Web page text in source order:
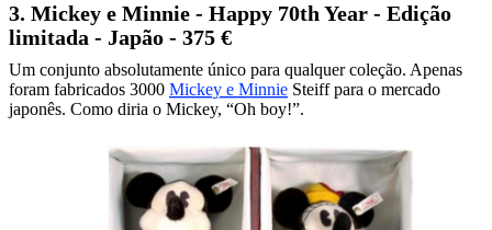
3. Mickey e Minnie - Happy 70th Year - Edição
limitada - Japão - 375 €
Um conjunto absolutamente único para qualquer coleção. Apenas
foram fabricados 3000 Mickey e Minnie Steiff para o mercado
japonês. Como diria o Mickey, “Oh boy!”.